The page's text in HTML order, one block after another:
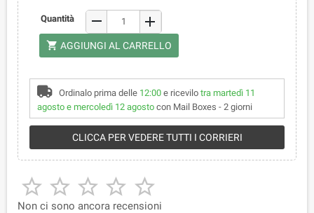
Quantità remove add
shopping_cart AGGIUNGI AL CARRELLO
Ordinalo prima delle 12:00e ricevilo tra martedì 11
agosto e mercoledì 12 agosto con Mail Boxes - 2 giorni
CLICCA PER VEDERE TUTTI I CORRIERI
    
Non ci sono ancora recensioni